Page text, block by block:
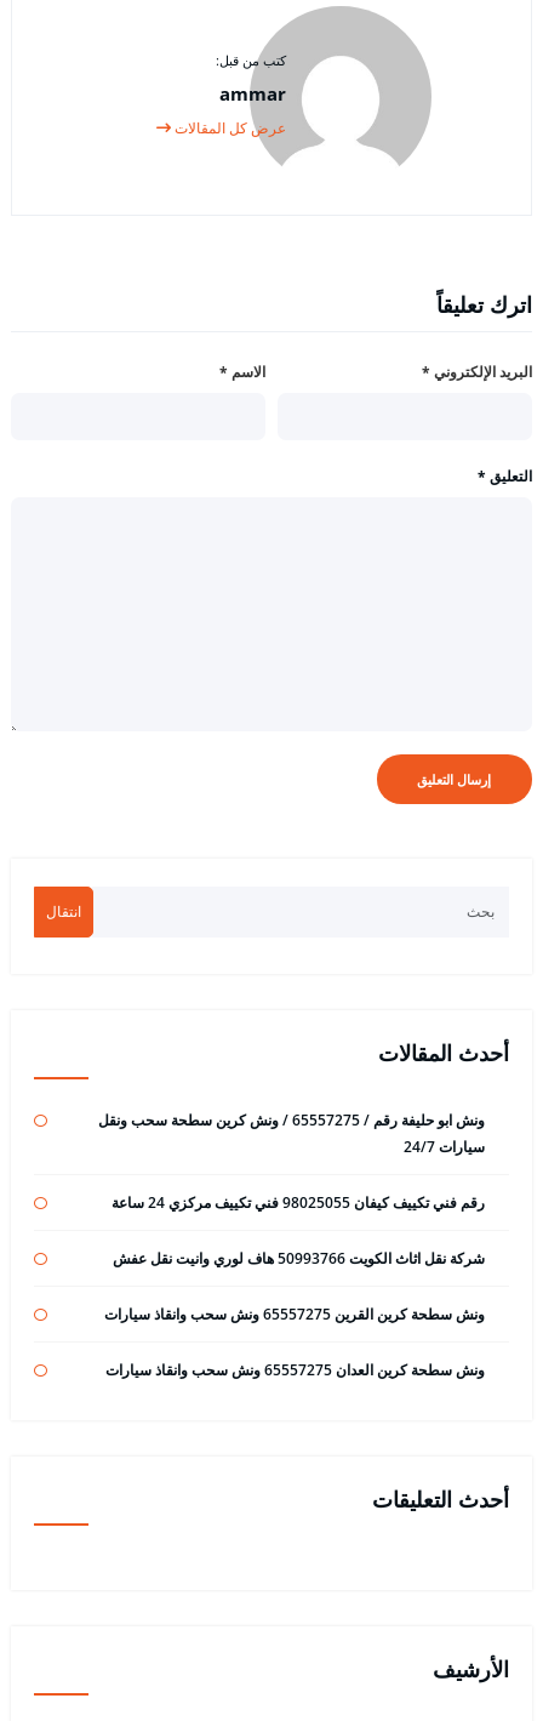
كتب من قبل:
ammar
عرض كل المقالات
اترك تعليقاً
الاسم * البريد الإلكتروني *
التعليق *
انتقال
أحدث المقالات
ونش ابو حليفة رقم / 65557275 / ونش كرين سطحة سحب ونقل
سيارات 24/7
رقم فني تكييف كيفان 98025055 فني تكييف مركزي 24 ساعة
شركة نقل اثاث الكويت 50993766 هاف لوري وانيت نقل عفش
ونش سطحة كرين القرين 65557275 ونش سحب وانقاذ سيارات
ونش سطحة كرين العدان 65557275 ونش سحب وانقاذ سيارات
أحدث التعليقات
الأرشيف